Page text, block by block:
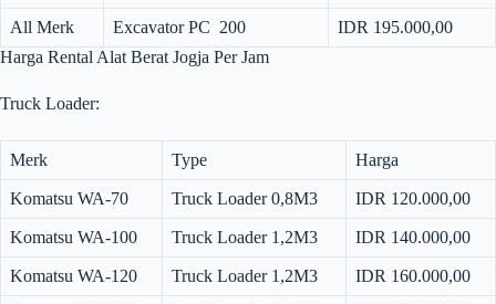
All Merk Excavator PC 200
IDR 195.000,00
Harga Rental Alat Berat Jogja Per Jam
Truck Loader:
Merk Type Harga
Komatsu WA-70 Truck Loader 0,8M3 IDR 120.000,00
Komatsu WA-100 Truck Loader 1,2M3 IDR 140.000,00
Komatsu WA-120 Truck Loader 1,2M3 IDR 160.000,00